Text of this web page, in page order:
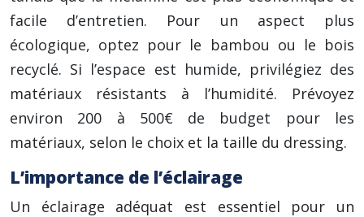
facile d’entretien. Pour un aspect plus
écologique, optez pour le bambou ou le bois
recyclé. Si l’espace est humide, privilégiez des
matériaux résistants à l’humidité. Prévoyez
environ 200 à 500€ de budget pour les
matériaux, selon le choix et la taille du dressing.
L’importance de l’éclairage
Un éclairage adéquat est essentiel pour un